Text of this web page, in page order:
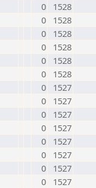
0
1528
0
1528
0
1528
0
1528
0
1528
0
1528
0
1527
0
1527
0
1527
0
1527
0
1527
0
1527
0
1527
0
1527